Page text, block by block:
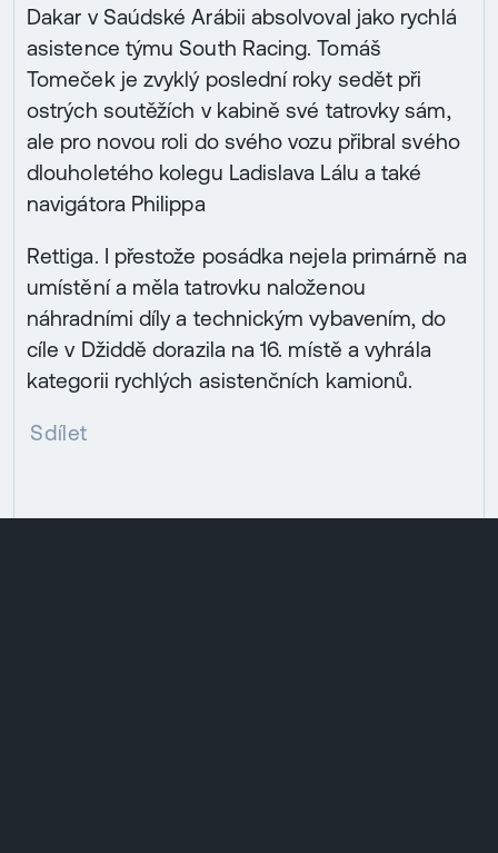
Dakar v Saúdské Arábii absolvoval jako rychlá
asistence týmu South Racing. Tomáš
Tomeček je zvyklý poslední roky sedět při
ostrých soutěžích v kabině své tatrovky sám,
ale pro novou roli do svého vozu přibral svého
dlouholetého kolegu Ladislava Lálu a také
navigátora Philippa
Rettiga. I přestože posádka nejela primárně na
umístění a měla tatrovku naloženou
náhradními díly a technickým vybavením, do
cíle v Džiddě dorazila na 16. místě a vyhrála
kategorii rychlých asistenčních kamionů.
Sdílet